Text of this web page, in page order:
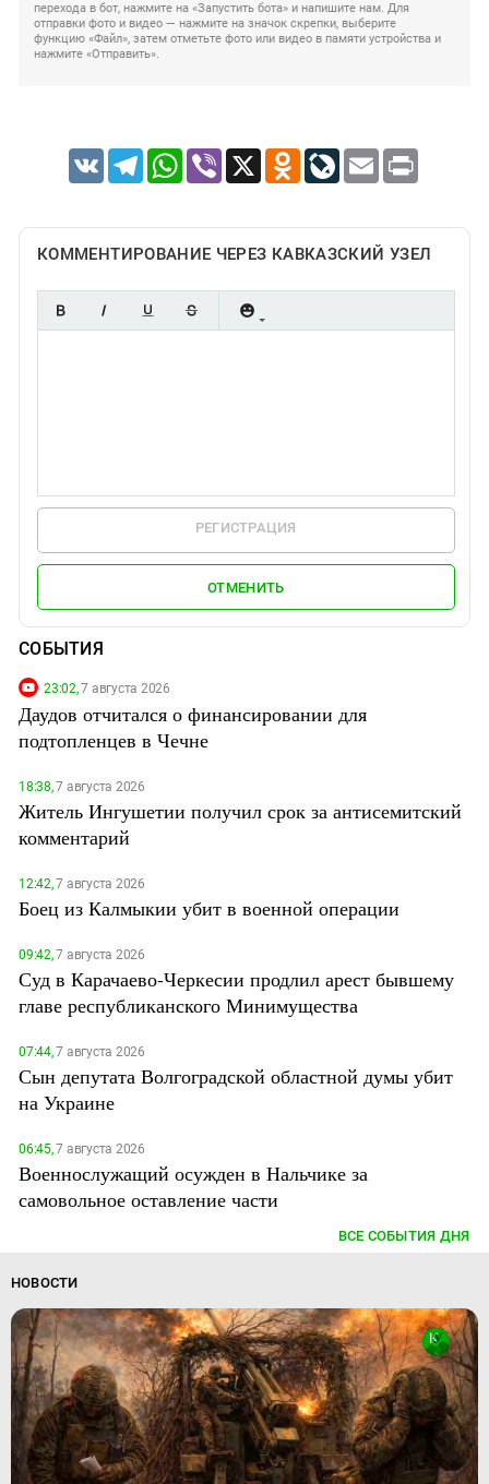
перехода в бот, нажмите на «Запустить бота» и напишите нам. Для
отправки фото и видео — нажмите на значок скрепки, выберите
функцию «Файл», затем отметьте фото или видео в памяти устройства и
нажмите «Отправить».
VK TelegramWhatsApp
Viber X Odnoklassniki
LiveJournal
Email Print
КОММЕНТИРОВАНИЕ ЧЕРЕЗ КАВКАЗСКИЙ УЗЕЛ
РЕГИСТРАЦИЯ
ОТМЕНИТЬ
СОБЫТИЯ
23:02,7 августа 2026
Даудов отчитался о финансировании для
подтопленцев в Чечне
18:38,7 августа 2026
Житель Ингушетии получил срок за антисемитский
комментарий
12:42,7 августа 2026
Боец из Калмыкии убит в военной операции
09:42,7 августа 2026
Суд в Карачаево-Черкесии продлил арест бывшему
главе республиканского Минимущества
07:44,7 августа 2026
Сын депутата Волгоградской областной думы убит
на Украине
06:45,7 августа 2026
Военнослужащий осужден в Нальчике за
самовольное оставление части
ВСЕ СОБЫТИЯ ДНЯ
НОВОСТИ